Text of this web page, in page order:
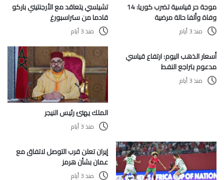
موجة حر قياسية تضرب كوريا: 14
وفاة وألفا حالة مرضية
منذ 3 أيام
تشيلسي يتعاقد مع الأرجنتيني باركو
قادما من ستراسبورغ
منذ 3 أيام
أسعار الذهب اليوم: ارتفاع قياسي
مدعوم بتراجع النفط
منذ 3 أيام
الملك يهنئ رئيس النيجر
منذ 3 أيام
إيران تعلن قرب التوصل لاتفاق مع
عمان بشأن هرمز
منذ 3 أيام